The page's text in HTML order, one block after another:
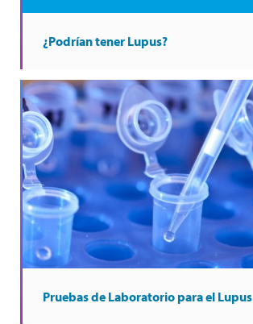
¿Podrían tener Lupus?
Pruebas de Laboratorio para el Lupus